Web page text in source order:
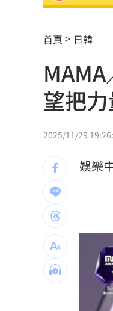
慈濟被
華邦
7年內
遠見天
詐慈
朴娜
日本3
日防
首頁 日韓
望把
2025/11/29
娛樂